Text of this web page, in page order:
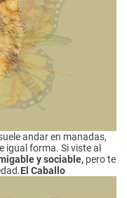
andar en manadas,
igual forma. Si viste al
y sociable, pero te
El Caballo